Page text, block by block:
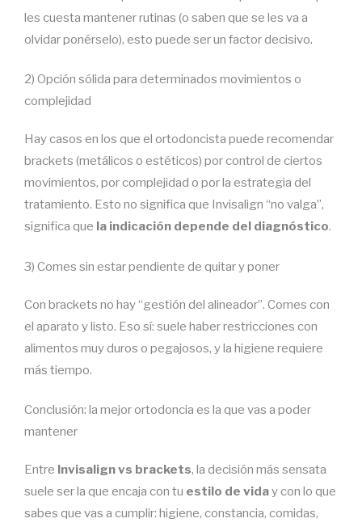
les cuesta mantener rutinas (o saben que se les va a
olvidar ponérselo), esto puede ser un factor decisivo.
2) Opción sólida para determinados movimientos o
complejidad
Hay casos en los que el ortodoncista puede recomendar
brackets (metálicos o estéticos) por control de ciertos
movimientos, por complejidad o por la estrategia del
tratamiento. Esto no significa que Invisalign “no valga”,
significa que la indicación depende del diagnóstico.
3) Comes sin estar pendiente de quitar y poner
Con brackets no hay “gestión del alineador”. Comes con
el aparato y listo. Eso sí: suele haber restricciones con
alimentos muy duros o pegajosos, y la higiene requiere
más tiempo.
Conclusión: la mejor ortodoncia es la que vas a poder
mantener
Entre Invisalign vs brackets, la decisión más sensata
suele ser la que encaja con tu estilo de viday con lo que
sabes que vas a cumplir: higiene, constancia, comidas,